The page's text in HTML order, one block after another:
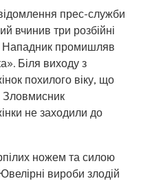
прес-служби
вчинив три розбійні
Нападник промишляв
Біля виходу з
похилого віку, що
Зловмисник
не заходили до
ножем та силою
вироби злодій